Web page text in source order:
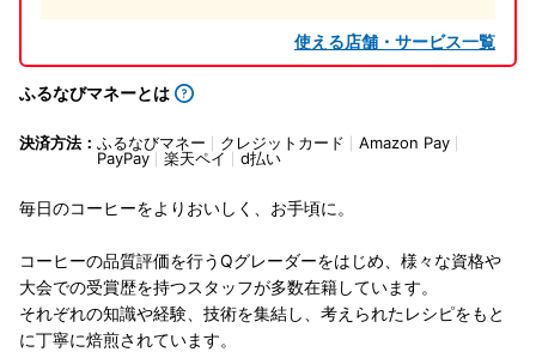
使える店舗・サービス一覧
ふるなびマネーとは
決済方法： ふるなびマネー クレジットカード
Amazon Pay
PayPay
楽天ペイ d払い
毎日のコーヒーをよりおいしく、お手頃に。
コーヒーの品質評価を行うQグレーダーをはじめ、様々な資格や
大会での受賞歴を持つスタッフが多数在籍しています。
それぞれの知識や経験、技術を集結し、考えられたレシピをもと
に丁寧に焙煎されています。